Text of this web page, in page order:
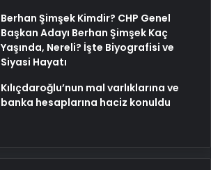
Berhan Şimşek Kimdir? CHP Genel
Başkan Adayı Berhan Şimşek Kaç
Yaşında, Nereli? İşte Biyografisi ve
Siyasi Hayatı
Kılıçdaroğlu’nun mal varlıklarına ve
banka hesaplarına haciz konuldu